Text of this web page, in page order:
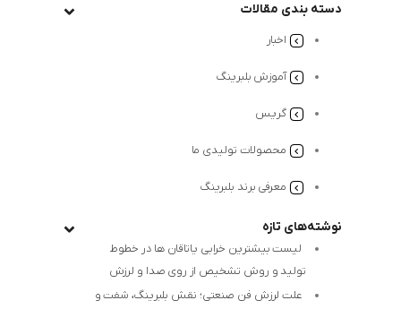
دسته بندی مقالات
اخبار
آموزش بلبرینگ
گریس
محصولات تولیدی ما
معرفی برند بلبرینگ
نوشته‌های تازه
لیست بیشترین خرابی‌ یاتاقان ها در خطوط
تولید و روش تشخیص از روی صدا و لرزش
علت لرزش فن صنعتی؛ نقش بلبرینگ، شفت و